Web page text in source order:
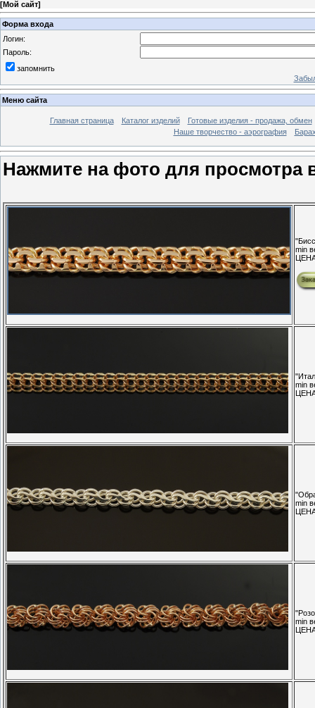
[Мой сайт]
Форма входа
Логин:
Пароль:
запомнить
Меню сайта
Главная страница Каталог изделий
Готовые изделия - продажа, обмен
Наше творчество - аэрография
Нажмите на фото для просмотра
min
min
min
min